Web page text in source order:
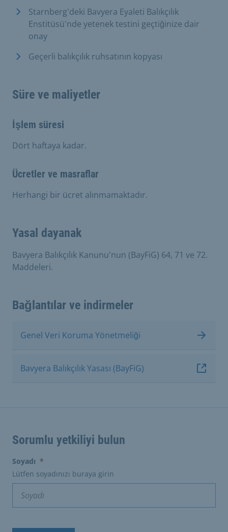
Starnberg'deki Bavyera Eyaleti Balıkçılık
Enstitüsü'nde yetenek testini geçtiğinize dair
onay
Geçerli balıkçılık ruhsatının kopyası
Süre ve maliyetler
İşlem süresi
Dört haftaya kadar.
Ücretler ve masraflar
Herhangi bir ücret alınmamaktadır.
Yasal dayanak
Bavyera Balıkçılık Kanunu'nun (BayFiG) 64, 71 ve 72.
Maddeleri.
Bağlantılar ve indirmeler
Genel Veri Koruma Yönetmeliği
Bavyera Balıkçılık Yasası (BayFiG)
Sorumlu yetkiliyi bulun
Soyadı *
Lütfen soyadınızı buraya girin